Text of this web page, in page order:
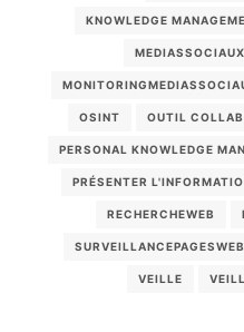
KNOWLEDGE
MEDIASSOCIAUX
OSINT OUTIL
PERSONAL KNOWLEDGE
PRÉSENTER
RECHERCHEWEB
SURVEILLANCEPAGESWEB
VEILLE